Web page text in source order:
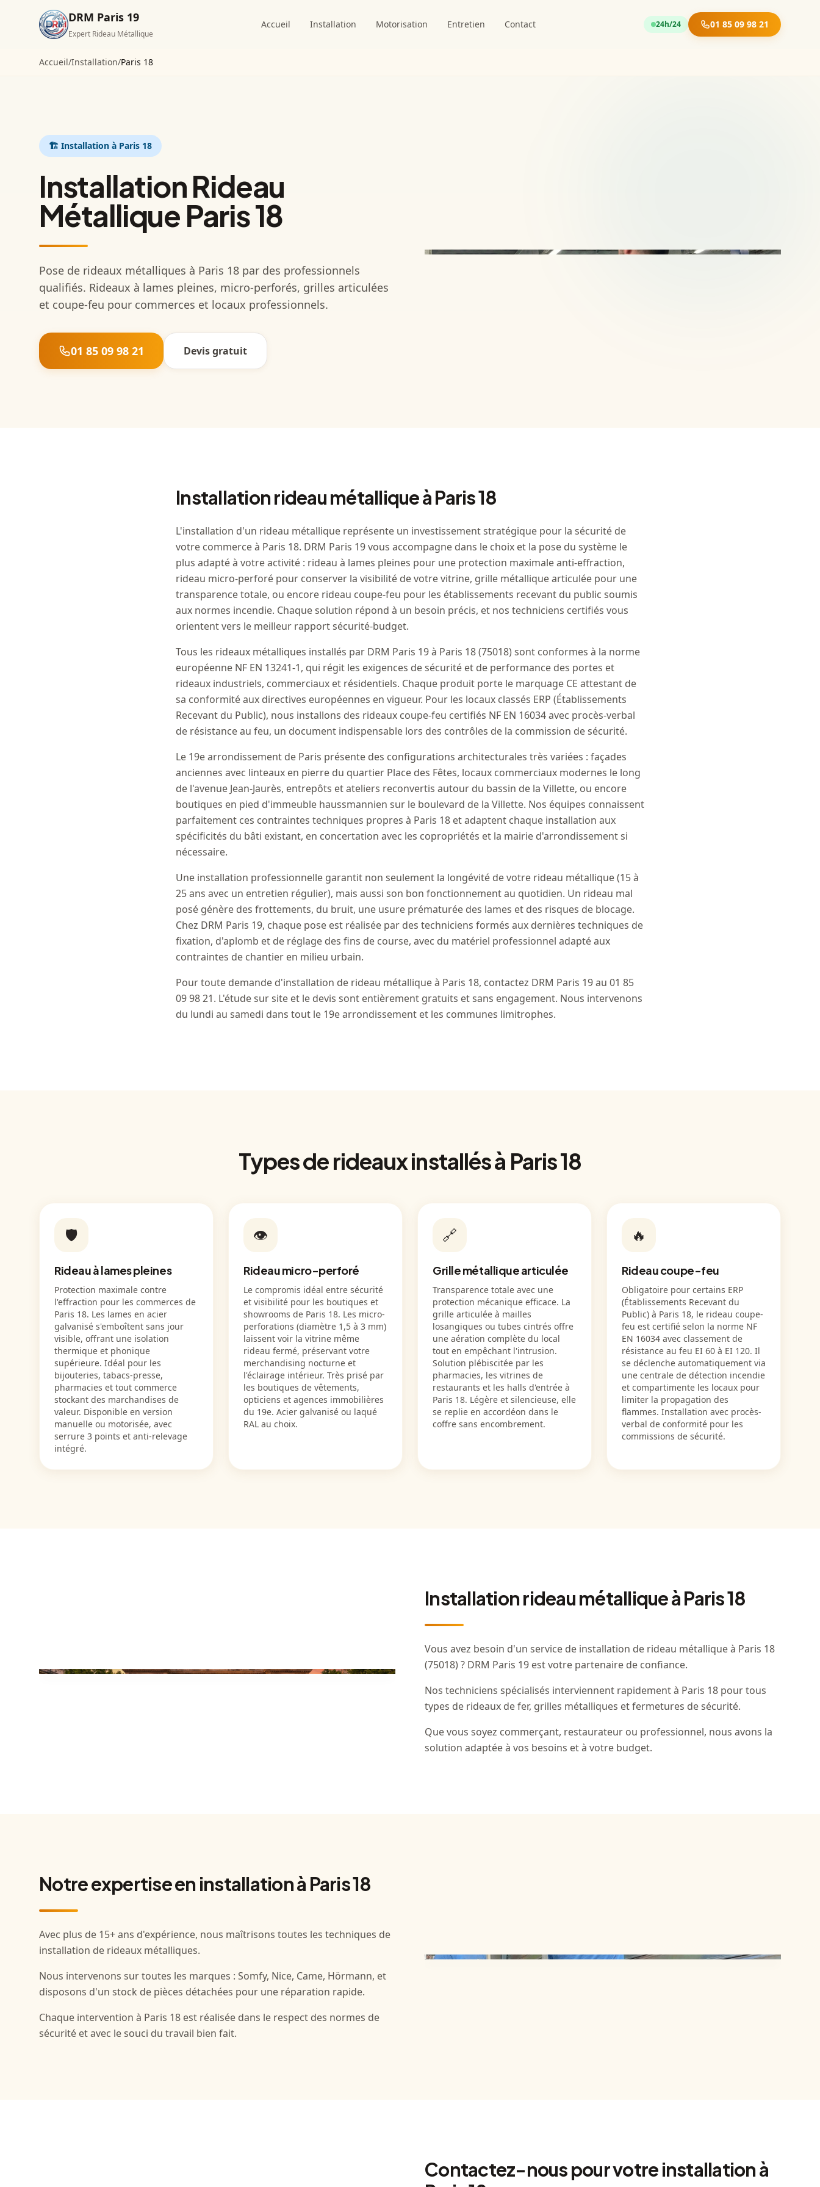
DRM Paris 19
Expert Rideau Métallique
Accueil Installation Motorisation Entretien Contact 24h/24 01 85 09 98 21
Accueil/Installation/Paris 18
🏗️ Installation à Paris 18
Installation Rideau
Métallique Paris 18
Pose de rideaux métalliques à Paris 18 par des professionnels
qualifiés. Rideaux à lames pleines, micro-perforés, grilles articulées
et coupe-feu pour commerces et locaux professionnels.
01 85 09 98 21 Devis gratuit
Installation rideau métallique à Paris 18
L'installation d'un rideau métallique représente un investissement stratégique pour la sécurité de
votre commerce à Paris 18. DRM Paris 19 vous accompagne dans le choix et la pose du système le
plus adapté à votre activité : rideau à lames pleines pour une protection maximale anti-effraction,
rideau micro-perforé pour conserver la visibilité de votre vitrine, grille métallique articulée pour une
transparence totale, ou encore rideau coupe-feu pour les établissements recevant du public soumis
aux normes incendie. Chaque solution répond à un besoin précis, et nos techniciens certifiés vous
orientent vers le meilleur rapport sécurité-budget.
Tous les rideaux métalliques installés par DRM Paris 19 à Paris 18 (75018) sont conformes à la norme
européenne NF EN 13241-1, qui régit les exigences de sécurité et de performance des portes et
rideaux industriels, commerciaux et résidentiels. Chaque produit porte le marquage CE attestant de
sa conformité aux directives européennes en vigueur. Pour les locaux classés ERP (Établissements
Recevant du Public), nous installons des rideaux coupe-feu certifiés NF EN 16034 avec procès-verbal
de résistance au feu, un document indispensable lors des contrôles de la commission de sécurité.
Le 19e arrondissement de Paris présente des configurations architecturales très variées : façades
anciennes avec linteaux en pierre du quartier Place des Fêtes, locaux commerciaux modernes le long
de l'avenue Jean-Jaurès, entrepôts et ateliers reconvertis autour du bassin de la Villette, ou encore
boutiques en pied d'immeuble haussmannien sur le boulevard de la Villette. Nos équipes connaissent
parfaitement ces contraintes techniques propres à Paris 18 et adaptent chaque installation aux
spécificités du bâti existant, en concertation avec les copropriétés et la mairie d'arrondissement si
nécessaire.
Une installation professionnelle garantit non seulement la longévité de votre rideau métallique (15 à
25 ans avec un entretien régulier), mais aussi son bon fonctionnement au quotidien. Un rideau mal
posé génère des frottements, du bruit, une usure prématurée des lames et des risques de blocage.
Chez DRM Paris 19, chaque pose est réalisée par des techniciens formés aux dernières techniques de
fixation, d'aplomb et de réglage des fins de course, avec du matériel professionnel adapté aux
contraintes de chantier en milieu urbain.
Pour toute demande d'installation de rideau métallique à Paris 18, contactez DRM Paris 19 au 01 85
09 98 21. L'étude sur site et le devis sont entièrement gratuits et sans engagement. Nous intervenons
du lundi au samedi dans tout le 19e arrondissement et les communes limitrophes.
Types de rideaux installés à Paris 18
🛡️
Rideau à lames pleines
Protection maximale contre
l'effraction pour les commerces de
Paris 18. Les lames en acier
galvanisé s'emboîtent sans jour
visible, offrant une isolation
thermique et phonique
supérieure. Idéal pour les
bijouteries, tabacs-presse,
pharmacies et tout commerce
stockant des marchandises de
valeur. Disponible en version
manuelle ou motorisée, avec
serrure 3 points et anti-relevage
intégré.
👁️
Rideau micro-perforé
Le compromis idéal entre sécurité
et visibilité pour les boutiques et
showrooms de Paris 18. Les micro-
perforations (diamètre 1,5 à 3 mm)
laissent voir la vitrine même
rideau fermé, préservant votre
merchandising nocturne et
l'éclairage intérieur. Très prisé par
les boutiques de vêtements,
opticiens et agences immobilières
du 19e. Acier galvanisé ou laqué
RAL au choix.
🔗
Grille métallique articulée
Transparence totale avec une
protection mécanique efficace. La
grille articulée à mailles
losangiques ou tubes cintrés offre
une aération complète du local
tout en empêchant l'intrusion.
Solution plébiscitée par les
pharmacies, les vitrines de
restaurants et les halls d'entrée à
Paris 18. Légère et silencieuse, elle
se replie en accordéon dans le
coffre sans encombrement.
🔥
Rideau coupe-feu
Obligatoire pour certains ERP
(Établissements Recevant du
Public) à Paris 18, le rideau coupe-
feu est certifié selon la norme NF
EN 16034 avec classement de
résistance au feu EI 60 à EI 120. Il
se déclenche automatiquement via
une centrale de détection incendie
et compartimente les locaux pour
limiter la propagation des
flammes. Installation avec procès-
verbal de conformité pour les
commissions de sécurité.
Installation rideau métallique à Paris 18
Vous avez besoin d'un service de installation de rideau métallique à Paris 18
(75018) ? DRM Paris 19 est votre partenaire de confiance.
Nos techniciens spécialisés interviennent rapidement à Paris 18 pour tous
types de rideaux de fer, grilles métalliques et fermetures de sécurité.
Que vous soyez commerçant, restaurateur ou professionnel, nous avons la
solution adaptée à vos besoins et à votre budget.
Notre expertise en installation à Paris 18
Avec plus de 15+ ans d'expérience, nous maîtrisons toutes les techniques de
installation de rideaux métalliques.
Nous intervenons sur toutes les marques : Somfy, Nice, Came, Hörmann, et
disposons d'un stock de pièces détachées pour une réparation rapide.
Chaque intervention à Paris 18 est réalisée dans le respect des normes de
sécurité et avec le souci du travail bien fait.
Contactez-nous pour votre installation à